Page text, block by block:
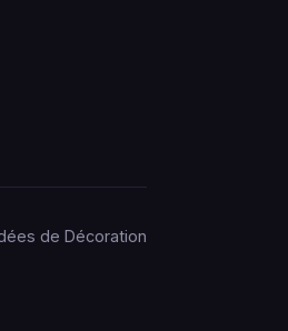
de Décoration